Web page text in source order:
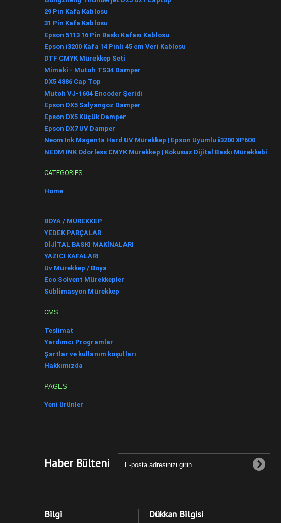
29 Pin Kafa Kablosu
31 Pin Kafa Kablosu
Epson 5113 16 Pin Baskı Kafası Kablosu
Epson i3200 Kafa 14 Pinli 45 cm Veri Kablosu
DTF CMYK Mürekkep Seti
Mimaki - Mutoh TS34 Damper
DX5 4886 Cap Top
Mutoh VJ-1604 Encoder Şeridi
Epson DX5 Salyangoz Damper
Epson DX5 Küçük Damper
Epson DX7 UV Damper
Neom Ink Magenta Hard UV Mürekkep | Epson Uyumlu i3200 XP600
NEOM INK Odorless CMYK Mürekkep | Kokusuz Dijital Baskı Mürekkebi
CATEGORIES
Home
BOYA / MÜREKKEP
YEDEK PARÇALAR
DİJİTAL BASKI MAKİNALARI
YAZICI KAFALARI
Uv Mürekkep / Boya
Eco Solvent Mürekkepler
Süblimasyon Mürekkep
CMS
Teslimat
Yardımcı Programlar
Şartlar ve kullanım koşulları
Hakkımızda
PAGES
Yeni ürünler
Haber Bülteni
Bilgi Dükkan Bilgisi